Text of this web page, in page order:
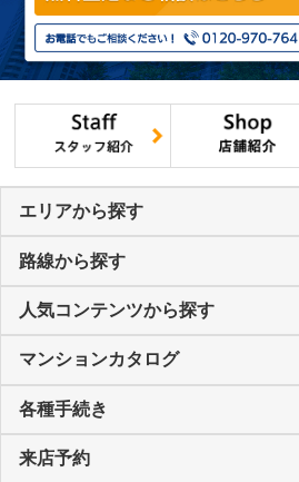
エリアから探す
路線から探す
人気コンテンツから探す
マンションカタログ
各種手続き
来店予約